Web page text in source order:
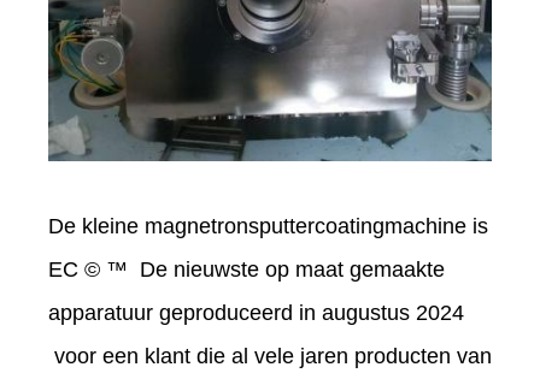
De kleine magnetronsputtercoatingmachine is
EC © ™ De nieuwste op maat gemaakte
apparatuur geproduceerd in augustus 2024
voor een klant die al vele jaren producten van